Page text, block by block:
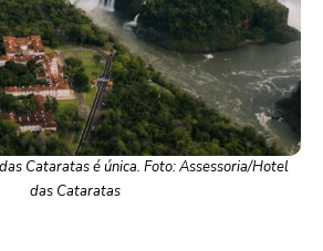
Cataratas é única. Foto: Assessoria/Hotel
das Cataratas